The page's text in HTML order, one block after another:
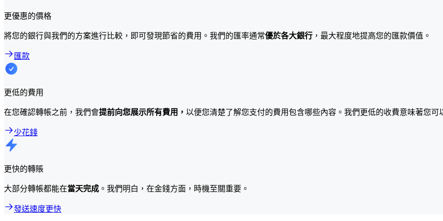
更優惠的價格
將您的銀行與我們的方案進行比較，即可發現節省的費用。我們的匯率通常優於各大銀行 ，最大程度地提高您的匯款價值。
匯款
更低的費用
在您確認轉帳之前，我們會提前向您展示所有費用， 以便您清楚了解您支付的費用包含哪些內容。我們更低的收費意味著您可
少花錢
更快的轉賬
大部分轉帳都能在當天完成 。我們明白，在金錢方面，時機至關重要。
發送速度更快